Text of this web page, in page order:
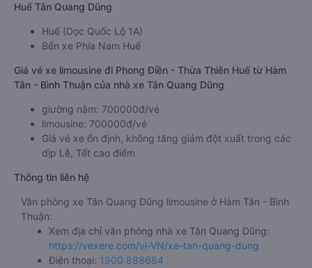
Huế Tân Quang Dũng
Huế (Dọc Quốc Lộ 1A)
Bến xe Phía Nam Huế
Giá vé xe limousine đi Phong Điền - Thừa Thiên Huế từ Hàm
Tân - Bình Thuận của nhà xe Tân Quang Dũng
giường nằm: 700000đ/vé
limousine: 700000đ/vé
Giá vé xe ổn định, không tăng giảm đột xuất trong các
dịp Lễ, Tết cao điểm
Thông tin liên hệ
Văn phòng xe Tân Quang Dũng limousine ở Hàm Tân - Bình
Thuận:
Xem địa chỉ văn phòng nhà xe Tân Quang Dũng:
https://vexere.com/vi-VN/xe-tan-quang-dung
Điện thoại: 1900 888684